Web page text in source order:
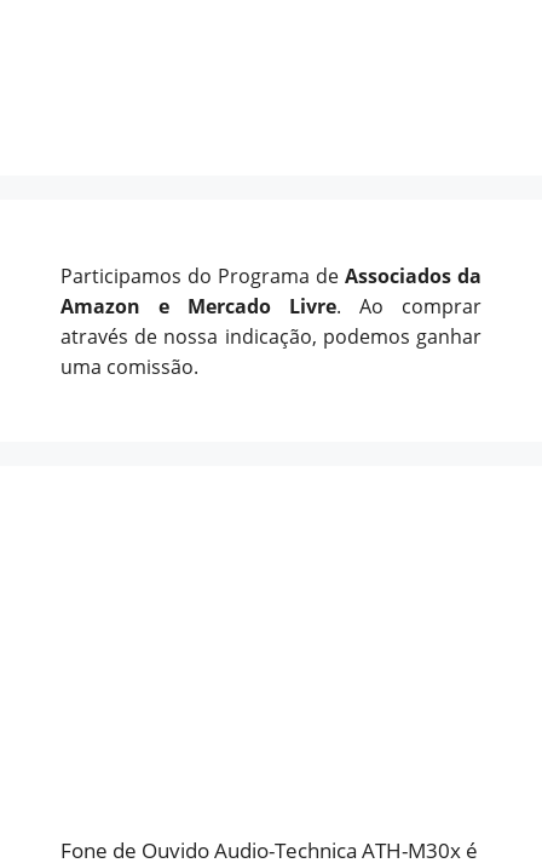
Participamos do Programa de Associados da
Amazon e Mercado Livre. Ao comprar
através de nossa indicação, podemos ganhar
uma comissão.
Fone de Ouvido Audio-Technica ATH-M30x é